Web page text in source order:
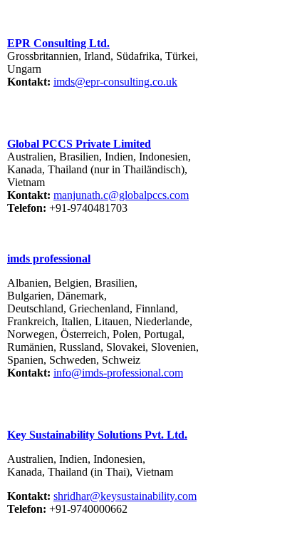
EPR Consulting Ltd.
Grossbritannien, Irland, Südafrika, Türkei,
Ungarn
Kontakt: imds@epr-consulting.co.uk
Global PCCS Private Limited
Australien, Brasilien, Indien, Indonesien,
Kanada, Thailand (nur in Thailändisch),
Vietnam
Kontakt: manjunath.c@globalpccs.com
Telefon: +91-9740481703
imds professional
Albanien, Belgien, Brasilien,
Bulgarien, Dänemark,
Deutschland, Griechenland, Finnland,
Frankreich, Italien, Litauen, Niederlande,
Norwegen, Österreich, Polen, Portugal,
Rumänien, Russland, Slovakei, Slovenien,
Spanien, Schweden, Schweiz
Kontakt: info@imds-professional.com
Key Sustainability Solutions Pvt. Ltd.
Australien, Indien, Indonesien,
Kanada, Thailand (in Thai), Vietnam
Kontakt: shridhar@keysustainability.com
Telefon: +91-9740000662